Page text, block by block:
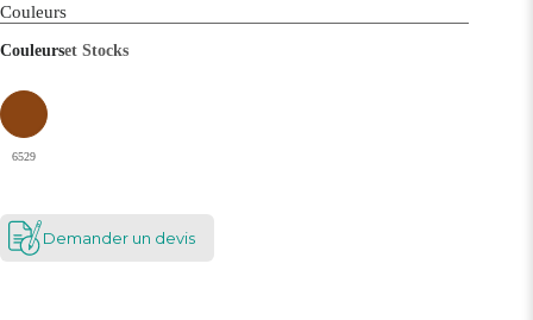
Couleurs
Couleurset Stocks
6529
Demander un devis